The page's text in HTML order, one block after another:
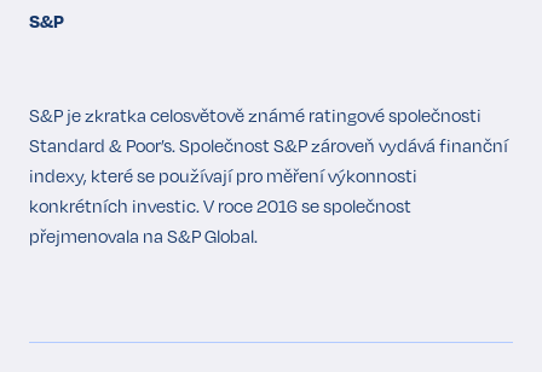
S&P
S&P je zkratka celosvětově známé ratingové společnosti
Standard & Poor’s. Společnost S&P zároveň vydává finanční
indexy, které se používají pro měření výkonnosti
konkrétních investic. V roce 2016 se společnost
přejmenovala na S&P Global.